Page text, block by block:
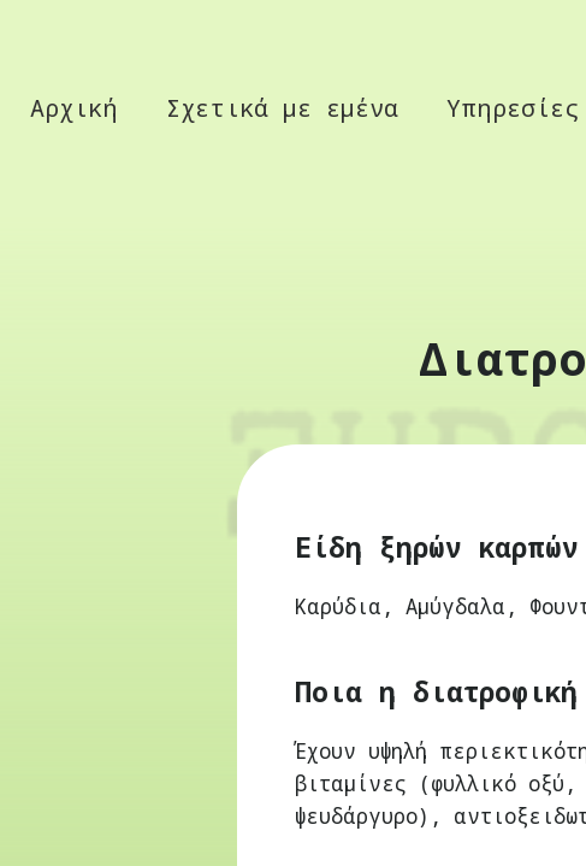
Αρχική Σχετικά με εμένα Υπηρεσίες
Είδη ξηρών καρπών
Καρύδια, Αμύγδαλα,
Ποια η
Έχουν υψηλή
βιταμίνες (φυλλικό
ψευδάργυρο),